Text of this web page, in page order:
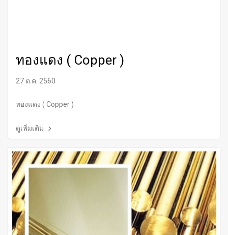
ทองแดง ( Copper )
27 ต.ค. 2560
ทองแดง ( Copper )
ดูเพิ่มเติม